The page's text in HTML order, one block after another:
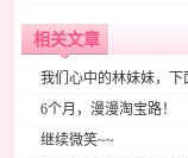
相关文章
我们心中的林妹妹，下
6个月，漫漫淘宝路！
继续微笑~~